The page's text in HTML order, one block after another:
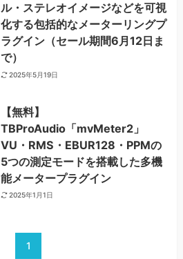
ル・ステレオイメージなどを可視
化する包括的なメーターリングプ
ラグイン（セール期間6月12日ま
で）
2025年5月19日
【無料】
TBProAudio「mvMeter2」
VU・RMS・EBUR128・PPMの
5つの測定モードを搭載した多機
能メータープラグイン
2025年1月1日
1